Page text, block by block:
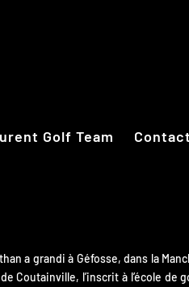
Golf Team Contact
a grandi à Géfosse, dans la
Coutainville, l’inscrit à l’école de